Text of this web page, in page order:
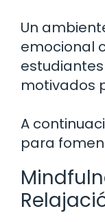
Un
emocional
motivados
A
para